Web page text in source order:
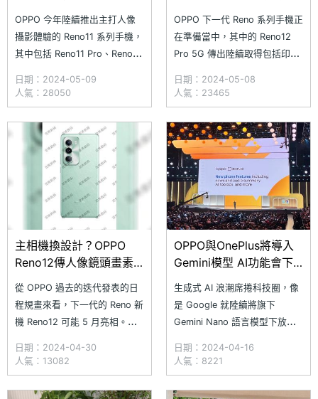
OPPO 今年陸續推出主打人像
攝影體驗的 Reno11 系列手機，
其中包括 Reno11 Pro、Reno11
演算法的升級，輕按下快門就能
拍出品質不錯的人像照，隨著
OPPO Reno11 系列上市至今已
有一段時間，市場價格也下滑不
少，究竟目前的通路空機
日期：2024-05-09
人氣：28050
OPPO 下一代 Reno 系列手機正
在準備當中，其中的 Reno12
Pro 5G 傳出陸續取得包括印尼
IMDA、歐亞經濟委員會 EEC、
德國萊茵 TÜV Rheinland、
IECEE 等單位認證，同時曝光
部分產品規格；另外，Camera
FV-5 資料庫則是
日期：2024-05-08
人氣：23465
主相機換設計？OPPO
Reno12傳人像鏡頭畫素
規格將提升
從 OPPO 過去的迭代發表的日
程規畫來看，下一代的 Reno 新
機 Reno12 可能 5 月亮相。近
得 OPPO Reno12 工程機規
格，雖然部分貼文已移除，但備
份資料顯示新機可能延
日期：2024-04-30
人氣：13082
OPPO與OnePlus將導入
Gemini模型 AI功能會下
放到Reno11等機型
生成式 AI 浪潮席捲科技圈，像
是 Google 就陸續將旗下
Gemini Nano 語言模型下放給
等機種上；還與三星合作「畫圈
搜尋」功能。近日在 Google 舉
辦的 Cloud Next 2024 雲端年
日期：2024-04-16
人氣：8221